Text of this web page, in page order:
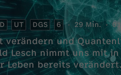
UT DGS 6 29 Min.
verändern und
Lesch nimmt uns mit
Leben bereits